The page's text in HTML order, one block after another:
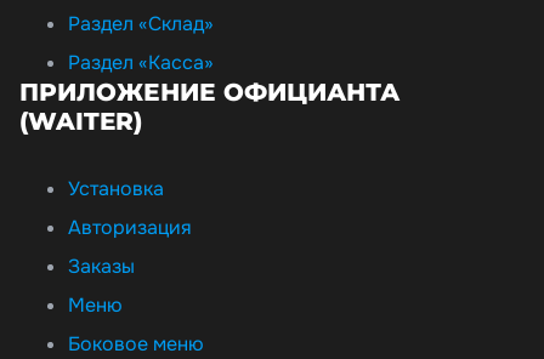
Раздел «Склад»
Раздел «Касса»
ПРИЛОЖЕНИЕ ОФИЦИАНТА
(WAITER)
Установка
Авторизация
Заказы
Меню
Боковое меню